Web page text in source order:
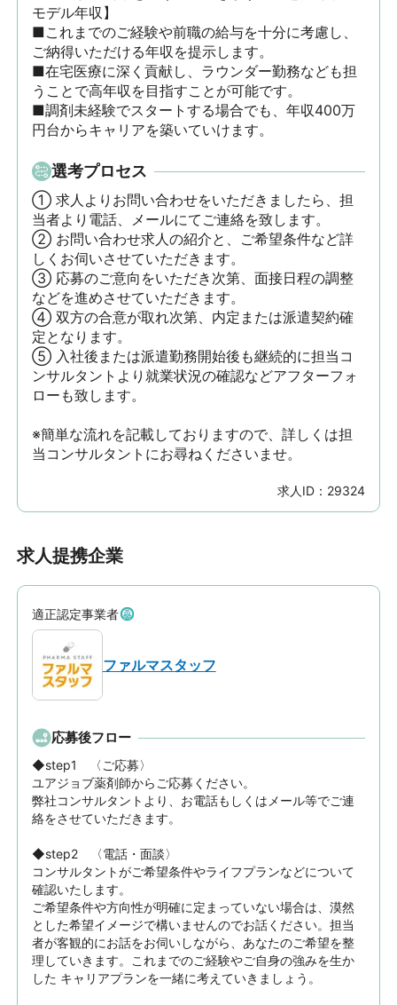
モデル年収】
■これまでのご経験や前職の給与を十分に考慮し、
ご納得いただける年収を提示します。
■在宅医療に深く貢献し、ラウンダー勤務なども担
うことで高年収を目指すことが可能です。
■調剤未経験でスタートする場合でも、年収400万
円台からキャリアを築いていけます。
選考プロセス
① 求人よりお問い合わせをいただきましたら、担
当者より電話、メールにてご連絡を致します。
② お問い合わせ求人の紹介と、ご希望条件など詳
しくお伺いさせていただきます。
③ 応募のご意向をいただき次第、面接日程の調整
などを進めさせていただきます。
④ 双方の合意が取れ次第、内定または派遣契約確
定となります。
⑤ 入社後または派遣勤務開始後も継続的に担当コ
ンサルタントより就業状況の確認などアフターフォ
ローも致します。
※簡単な流れを記載しておりますので、詳しくは担
当コンサルタントにお尋ねくださいませ。
求人ID： 29324
求人提携企業
適正認定事業者
ファルマスタッフ
応募後フロー
◆step1　〈ご応募〉
ユアジョブ薬剤師からご応募ください。
弊社コンサルタントより、お電話もしくはメール等でご連
絡をさせていただきます。
◆step2　〈電話・面談〉
コンサルタントがご希望条件やライフプランなどについて
確認いたします。
ご希望条件や方向性が明確に定まっていない場合は、漠然
とした希望イメージで構いませんのでお話ください。担当
者が客観的にお話をお伺いしながら、あなたのご希望を整
理していきます。これまでのご経験やご自身の強みを生か
した キャリアプランを一緒に考えていきましょう。